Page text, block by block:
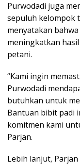
Purwodadi juga
sepuluh kelompok
menyatakan
meningkatkan
petani.
“Kami ingin
Purwodadi
butuhkan untuk
Bantuan bibit padi
komitmen kami
Parjan.
Lebih lanjut,